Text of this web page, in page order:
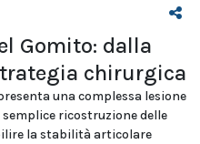
Gomito: dalla
chirurgica
una complessa lesione
ricostruzione delle
la stabilità articolare